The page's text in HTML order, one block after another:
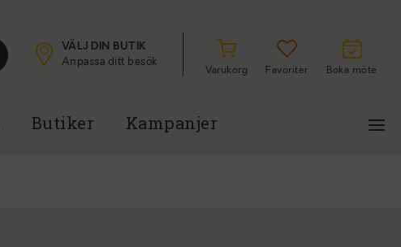
VÄLJ DIN BUTIK
Anpassa ditt besök
Varukorg Favoriter Boka möte
Butiker Kampanjer